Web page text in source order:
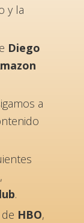
y la
Diego
a
,
.
HBO,